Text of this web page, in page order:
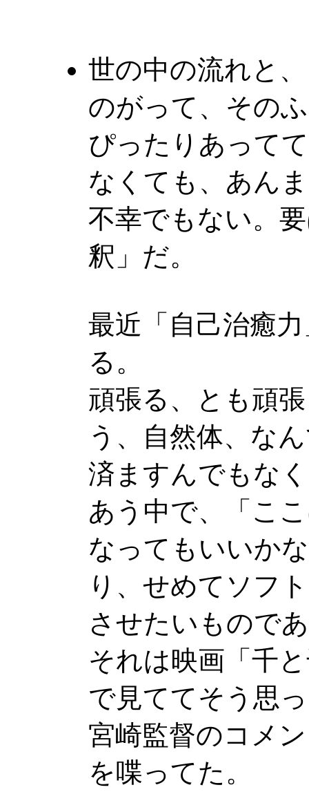
世の中の流れと
のがって、その
ぴったりあって
なくても、あん
不幸でもない。
釈」だ。
最近「自己治癒
る。
頑張る、とも頑
う、自然体、な
済ますんでもな
あう中で、「こ
なってもいいか
り、せめてソフ
させたいもので
それは映画「千
で見ててそう思
宮崎監督のコメ
を喋ってた。